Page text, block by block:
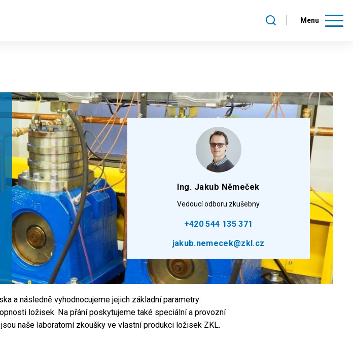
Menu
Ing. Jakub Němeček
Vedoucí odboru zkušebny
+420 544 135 371
jakub.nemecek@zkl.cz
a následně vyhodnocujeme jejich základní parametry:
ložisek. Na přání poskytujeme také speciální a provozní
naše laboratorní zkoušky ve vlastní produkci ložisek ZKL.